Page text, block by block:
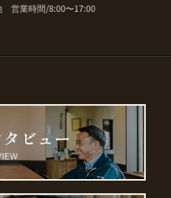
営業時間/8:00〜17:00